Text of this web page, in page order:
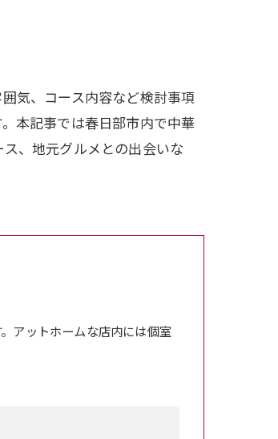
気、コース内容など検討事項
本記事では春日部市内で中華
、地元グルメとの出会いな
アットホームな店内には個室